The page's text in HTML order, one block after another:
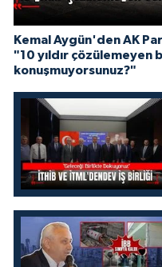
Kemal Aygün'den AK
"10 yıldır çözülemeyen
konuşmuyorsunuz?"